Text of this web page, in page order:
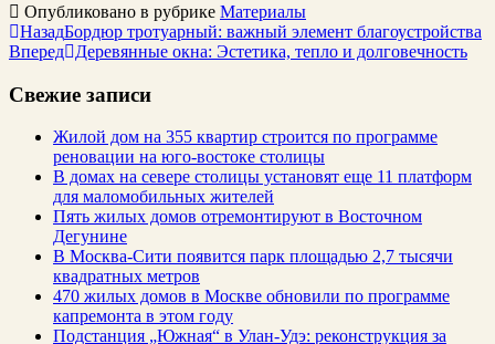
Опубликовано в рубрике Материалы
НазадБордюр тротуарный: важный элемент благоустройства
Вперед
Деревянные окна: Эстетика, тепло и долговечность
Свежие записи
Жилой дом на 355 квартир строится по программе
реновации на юго-востоке столицы
В домах на севере столицы установят еще 11 платформ
для маломобильных жителей
Пять жилых домов отремонтируют в Восточном
Дегунине
В Москва-Сити появится парк площадью 2,7 тысячи
квадратных метров
470 жилых домов в Москве обновили по программе
капремонта в этом году
Подстанция „Южная“ в Улан‑Удэ: реконструкция за